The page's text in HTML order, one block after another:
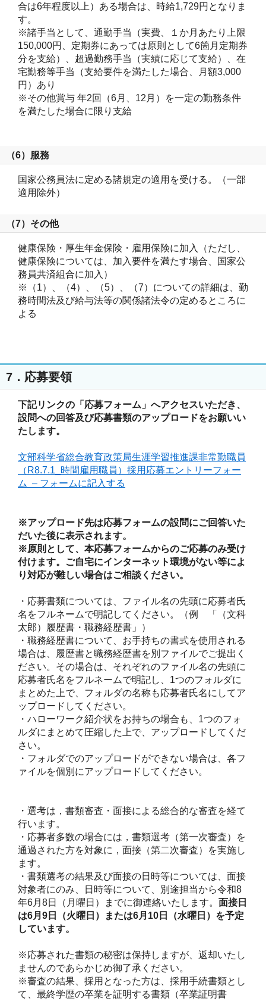
合は6年程度以上）ある場合は、時給1,729円となりま
す。
※諸手当として、通勤手当（実費、１か月あたり上限
150,000円、定期券にあっては原則として6箇月定期券
分を支給）、超過勤務手当（実績に応じて支給）、在
宅勤務等手当（支給要件を満たした場合、月額3,000
円）あり
※その他賞与 年2回（6月、12月）を一定の勤務条件
を満たした場合に限り支給
（6）服務
国家公務員法に定める諸規定の適用を受ける。（一部
適用除外）
（7）その他
健康保険・厚生年金保険・雇用保険に加入（ただし、
健康保険については、加入要件を満たす場合、国家公
務員共済組合に加入）
※（1）、（4）、（5）、（7）についての詳細は、勤
務時間法及び給与法等の関係諸法令の定めるところに
よる
7．応募要領
下記リンクの「応募フォーム」へアクセスいただき、
設問への回答及び応募書類のアップロードをお願いい
たします。
文部科学省総合教育政策局生涯学習推進課非常勤職員
（R8.7.1_時間雇用職員）採用応募エントリーフォー
ム  – フォーム​に記入する
※アップロード先は応募フォームの設問にご回答いた
だいた後に表示されます。
※原則として、本応募フォームからのご応募のみ受け
付けます。ご自宅にインターネット環境がない等によ
り対応が難しい場合はご相談ください。
・応募書類については、ファイル名の先頭に応募者氏
名をフルネームで明記してください。（例　「（文科
太郎）履歴書・職務経歴書」）
・職務経歴書について、お手持ちの書式を使用される
場合は、履歴書と職務経歴書を別ファイルでご提出く
ださい。その場合は、それぞれのファイル名の先頭に
応募者氏名をフルネームで明記し、1つのフォルダに
まとめた上で、フォルダの名称も応募者氏名にしてア
ップロードしてください。
・ハローワーク紹介状をお持ちの場合も、1つのフォ
ルダにまとめて圧縮した上で、アップロードしてくだ
さい。
・フォルダでのアップロードができない場合は、各フ
ァイルを個別にアップロードしてください。
・選考は，書類審査・面接による総合的な審査を経て
行います。
・応募者多数の場合には，書類選考（第一次審査）を
通過された方を対象に，面接（第二次審査）を実施し
ます。
・書類選考の結果及び面接の日時等については、面接
対象者にのみ、日時等について、別途担当から令和8
年6月8日（月曜日）までに御連絡いたします。 面接日
は6月9日（火曜日）または6月10日（水曜日）を予定
しています。
※応募された書類の秘密は保持しますが、返却いたし
ませんのであらかじめ御了承ください。
※審査の結果、採用となった方は、採用手続書類とし
て、最終学歴の卒業を証明する書類（卒業証明書